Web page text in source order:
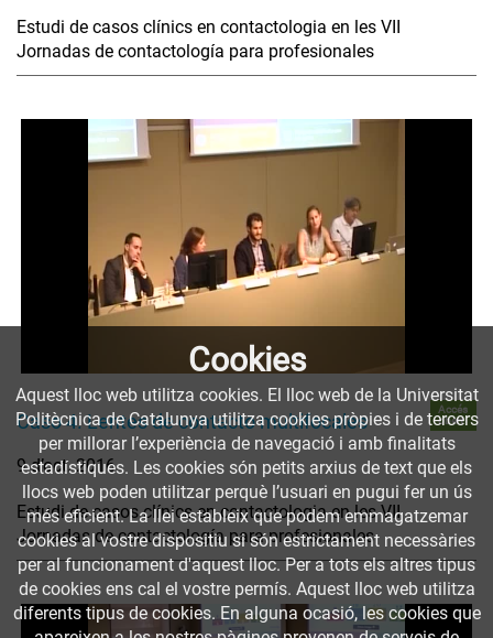
Estudi de casos clínics en contactologia en les VII
Jornadas de contactología para profesionales
Caso 4. Lentes de contacto multifocales
Accés
obert
9 d’oct. 2016
Estudi de casos clínics en contactologia en les VII
Jornadas de contactología para profesionales
Cookies
Aquest lloc web utilitza cookies. El lloc web de la Universitat
Politècnica de Catalunya utilitza cookies pròpies i de tercers
per millorar l’experiència de navegació i amb finalitats
estadístiques. Les cookies són petits arxius de text que els
llocs web poden utilitzar perquè l’usuari en pugui fer un ús
més eficient. La llei estableix que podem emmagatzemar
cookies al vostre dispositiu si són estrictament necessàries
per al funcionament d'aquest lloc. Per a tots els altres tipus
de cookies ens cal el vostre permís. Aquest lloc web utilitza
diferents tipus de cookies. En alguna ocasió, les cookies que